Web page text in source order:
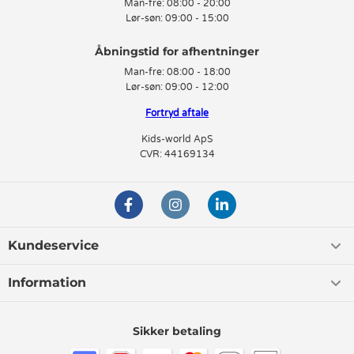
kundeservice, hvis du har nogle spørgsmål eller ikke helt kan finde det,
som du leder efter. Vi elsker at modtage inputs og gode ideer fra vores
Fodboldstøvler i skønne farver
ensfarvede fodboldstøvler samt fodboldstøvler med to eller flere farver.
Du kan endda finde fodboldstøvler med et smart stribet mønster.
fodboldstøvler i farverne blå, grøn, hvid, rosa, rød og sort. Hvis du er på
udkig efter et par fodboldstøvler i en bestemt farve, så husk at du kan
I vores sortiment finder du fodboldstøvler til børn i mange forskellige
størrelser. Typisk kan du finde fodboldstøvler i str. 28, str. 29, str. 30,
Man-fre: 08:00 - 20:00
Lør-søn: 09:00 - 15:00
Man-fre: 08:00 - 18:00
Lør-søn: 09:00 - 12:00
Fortryd aftale
Kids-world ApS
CVR: 44169134
Kundeservice
Information
Sikker betaling